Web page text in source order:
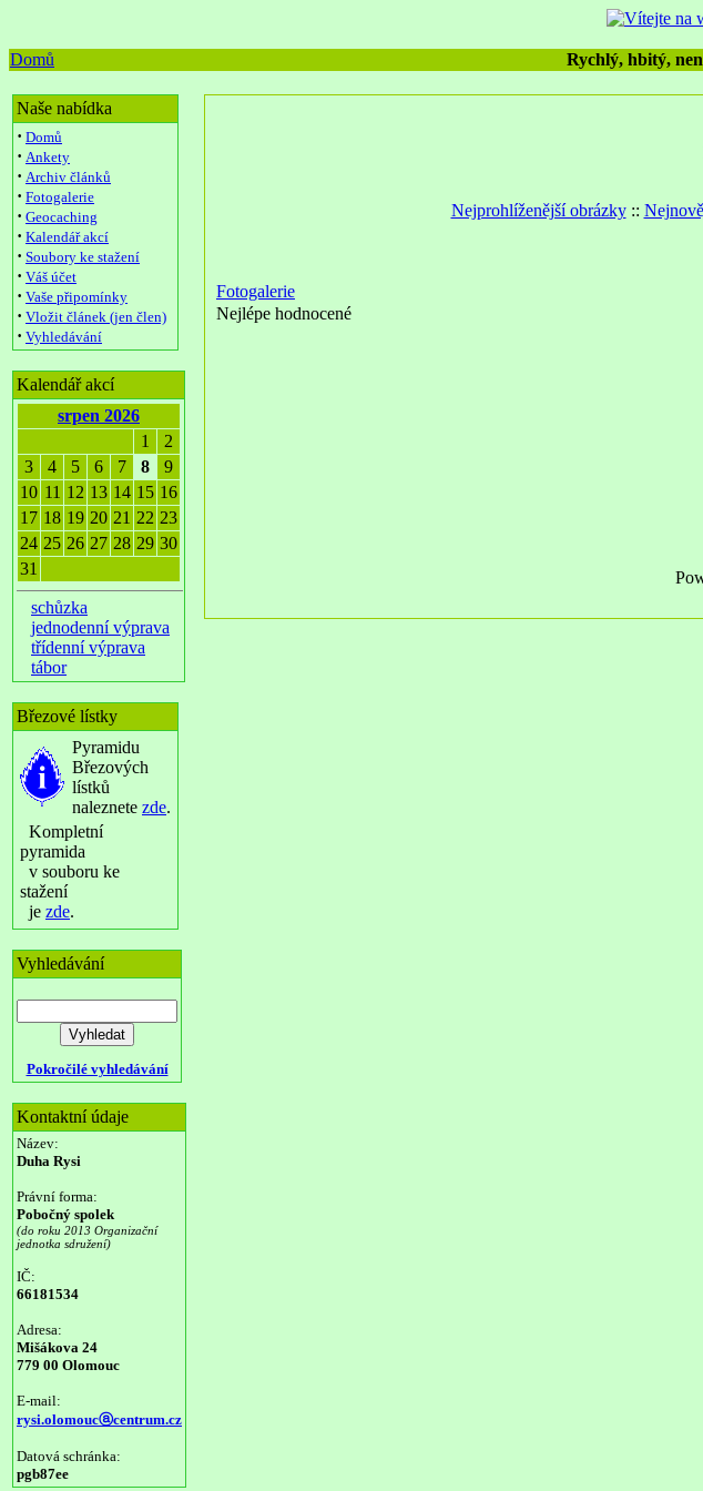
Domů Rychlý, hbitý,
Naše nabídka
· Domů
· Ankety
· Archiv článků
· Fotogalerie
· Geocaching
· Kalendář akcí
· Soubory ke stažení
· Váš účet
· Vaše připomínky
· Vložit článek (jen člen)
· Vyhledávání
Kalendář akcí
srpen 2026
1
2
3
4 5 6 7 8
9
10 11 12 13 14 15 16
17 18 19 20 21 22 23
24 25 26 27 28 29 30
31
schůzka
jednodenní výprava
třídenní výprava
tábor
Březové lístky
Pyramidu
Březových
lístků
naleznete zde.
Kompletní
pyramida
v souboru ke
stažení
je zde.
Vyhledávání
Pokročilé vyhledávání
Kontaktní údaje
Název:
Duha Rysi
Právní forma:
Pobočný spolek
(do roku 2013 Organizační
jednotka sdružení)
IČ:
66181534
Adresa:
Mišákova 24
779 00 Olomouc
E-mail:
rysi.olomoucⓐcentrum.cz
Datová schránka:
pgb87ee
Nejprohlíženější obrázky::
Fotogalerie
Nejlépe hodnocené